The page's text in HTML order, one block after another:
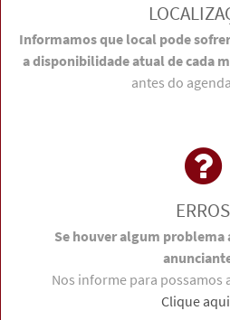
Informamos que local pode
a disponibilidade atual de cada
antes do
ERROS
Se houver algum problema
Nos informe para possamos
Clique aqui